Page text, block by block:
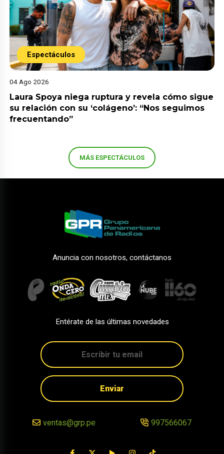
Espectáculos
04 Ago 2026
Laura Spoya niega ruptura y revela cómo sigue
su relación con su ‘colágeno’: “Nos seguimos
frecuentando”
MÁS ESPECTÁCULOS
Anuncia con nosotros, contáctanos
Entérate de las últimas novedades
Enviar
ventas@grp.pe 997566067